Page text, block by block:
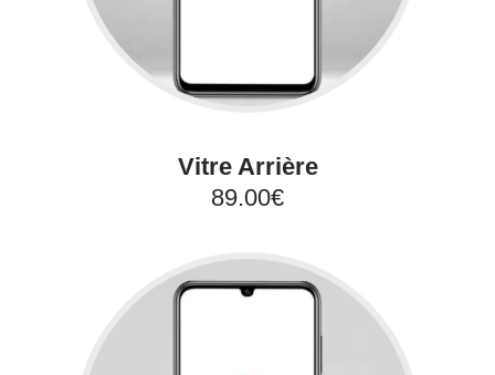
Vitre Arrière
89.00€